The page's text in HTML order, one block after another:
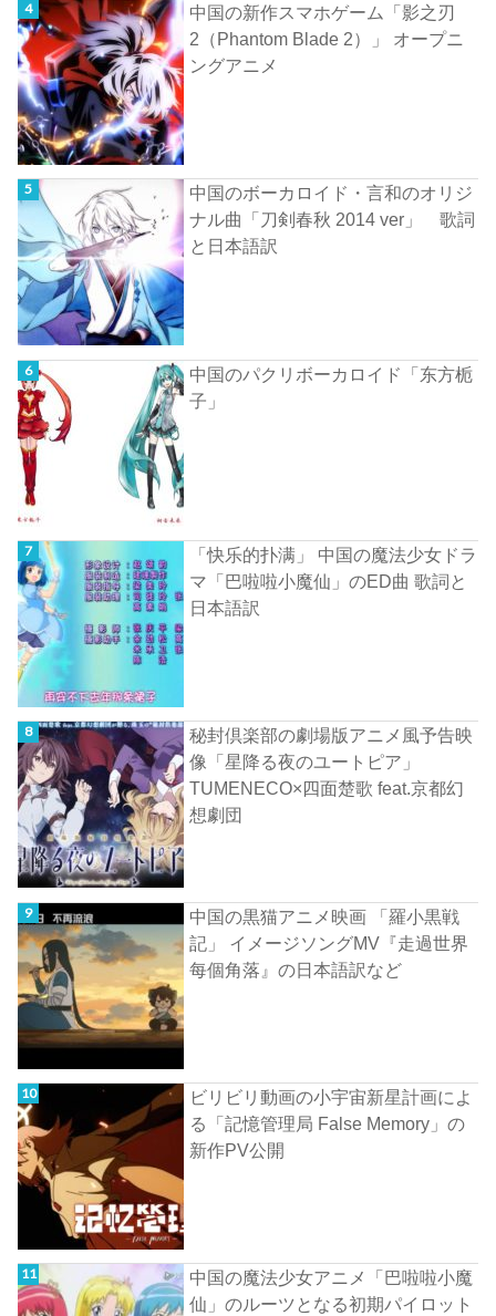
中国の新作スマホゲーム「影之刃
2（Phantom Blade 2）」 オープニ
ングアニメ
中国のボーカロイド・言和のオリジ
ナル曲「刀剣春秋 2014 ver」 歌詞
と日本語訳
中国のパクリボーカロイド「东方栀
子」
「快乐的扑满」 中国の魔法少女ドラ
マ「巴啦啦小魔仙」のED曲 歌詞と
日本語訳
秘封倶楽部の劇場版アニメ風予告映
像「星降る夜のユートピア」
TUMENECO×四面楚歌 feat.京都幻
想劇団
中国の黒猫アニメ映画 「羅小黒戦
記」 イメージソングMV『走過世界
每個角落』の日本語訳など
ビリビリ動画の小宇宙新星計画によ
る「記憶管理局 False Memory」の
新作PV公開
中国の魔法少女アニメ「巴啦啦小魔
仙」のルーツとなる初期パイロット